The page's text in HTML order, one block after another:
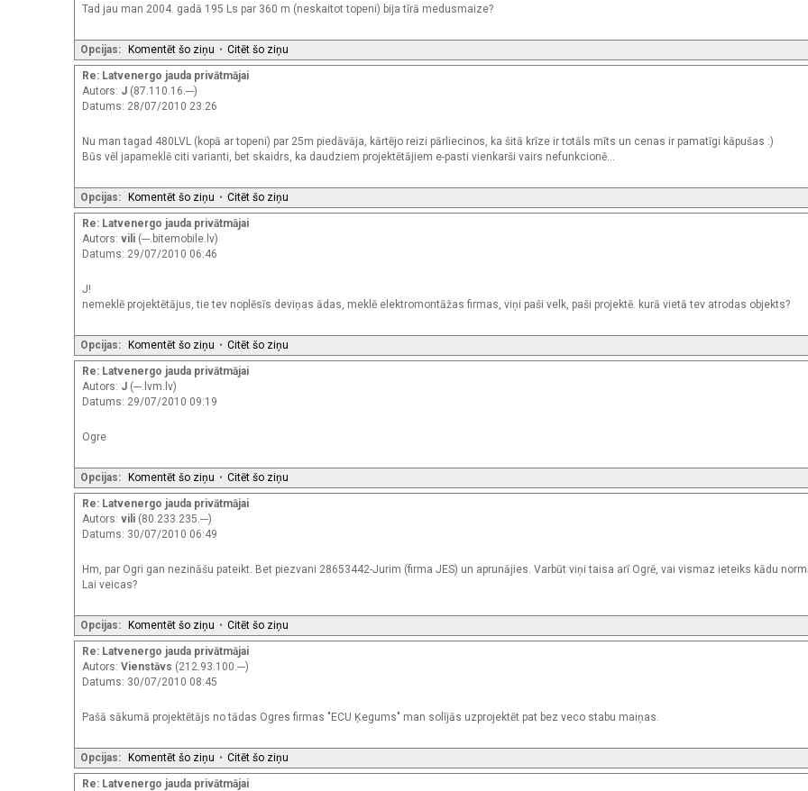
Tad jau man 2004. gadā 195 Ls par 360 m (neskaitot topeni) bija tīrā medusmaize?
Opcijas: Komentēt šo ziņu • Citēt šo ziņu
Re: Latvenergo jauda privātmājai
Autors: J (87.110.16.---)
Datums: 28/07/2010 23:26
Nu man tagad 480LVL (kopā ar topeni) par 25m piedāvāja, kārtējo reizi pārliecinos, ka šitā krīze ir totāls mīts un cenas ir pamatīgi kāpušas :)
Būs vēl japameklē citi varianti, bet skaidrs, ka daudziem projektētājiem e-pasti vienkarši vairs nefunkcionē...
Opcijas: Komentēt šo ziņu • Citēt šo ziņu
Re: Latvenergo jauda privātmājai
Autors: vili (---.bitemobile.lv)
Datums: 29/07/2010 06:46
J!
nemeklē projektētājus, tie tev noplēsīs deviņas ādas, meklē elektromontāžas firmas, viņi paši velk, paši projektē. kurā vietā tev atrodas objekts?
Opcijas: Komentēt šo ziņu • Citēt šo ziņu
Re: Latvenergo jauda privātmājai
Autors: J (---.lvm.lv)
Datums: 29/07/2010 09:19
Ogre
Opcijas: Komentēt šo ziņu • Citēt šo ziņu
Re: Latvenergo jauda privātmājai
Autors: vili (80.233.235.---)
Datums: 30/07/2010 06:49
Hm, par Ogri gan nezināšu pateikt. Bet piezvani 28653442-Jurim (firma JES) un aprunājies. Varbūt viņi taisa arī Ogrē, vai vismaz ieteiks kādu
Lai veicas?
Opcijas: Komentēt šo ziņu • Citēt šo ziņu
Re: Latvenergo jauda privātmājai
Autors: Vienstāvs (212.93.100.---)
Datums: 30/07/2010 08:45
Pašā sākumā projektētājs no tādas Ogres firmas "ECU Ķegums" man solījās uzprojektēt pat bez veco stabu maiņas.
Opcijas: Komentēt šo ziņu • Citēt šo ziņu
Re: Latvenergo jauda privātmājai